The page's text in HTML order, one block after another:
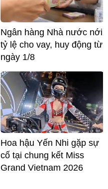
Ngân hàng Nhà nước nới
tỷ lệ cho vay, huy động từ
ngày 1/8
Hoa hậu Yến Nhi gặp sự
cố tại chung kết Miss
Grand Vietnam 2026